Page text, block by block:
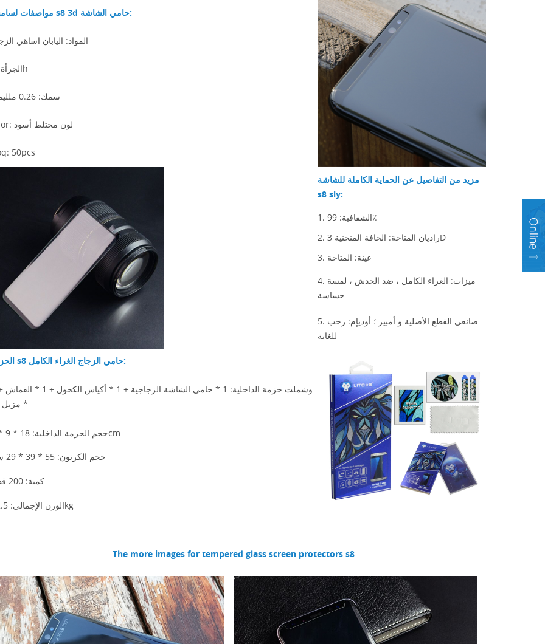
مواصفات لسامسونج s8 3d حامي الشاشة:
1. المواد: اليابان اساهي
2. الجرأة: 9h
3. سمك: 0.26 ملليمتر
4.Color: لون مختلط أسود
50pcs
مزيد من التفاصيل عن الحماية الكاملة للشاشة
s8 sly:
1. الشفافية: 99٪
2. راديان المتاحة: الحافة المنحنية 3D
3. عينة: المتاحة
4. ميزات: الغراء الكامل ، ضد الخدش ، لمسة
حساسة
5. صانعي القطع الأصلية و أمبير ؛ أوديإم: رحب
للغاية
الحزمة ل s8 حامي الزجاج الغراء الكامل:
* مزيل
2. حجم الحزمة الداخلية: 18 * 9 * 1cm
3. حجم الكرتون: 55 * 39 * 29
4. كمية: 200 قطع
5. الوزن الإجمالي: 12.5kg
The more images for tempered glass screen protectors s8